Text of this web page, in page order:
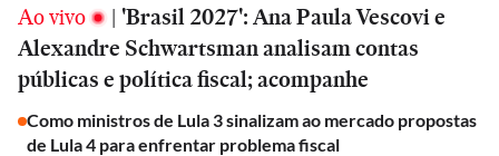
Ao vivo | 'Brasil 2027': Ana Paula Vescovi e
Alexandre Schwartsman analisam contas
públicas e política fiscal; acompanhe
Como ministros de Lula 3 sinalizam ao mercado propostas
de Lula 4 para enfrentar problema fiscal